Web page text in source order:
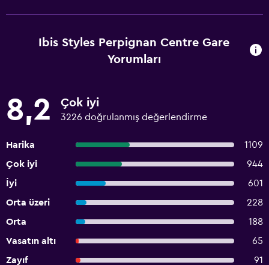
Ibis Styles Perpignan Centre Gare
Yorumları
8,2 Çok iyi
3226 doğrulanmış değerlendirme
Harika
1109
Çok iyi
944
İyi
601
Orta üzeri
228
Orta
188
Vasatın altı
65
Zayıf
91